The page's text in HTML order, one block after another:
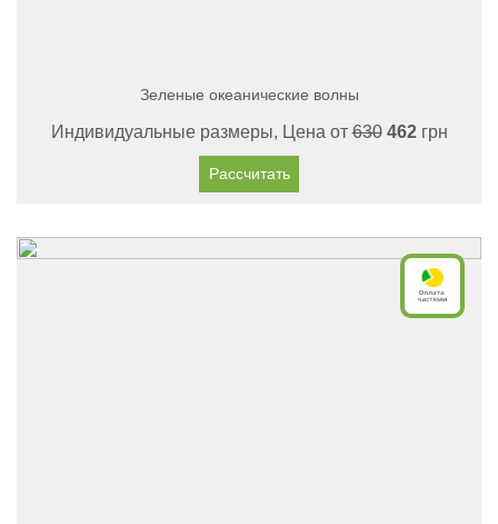
Зеленые океанические волны
Индивидуальные размеры, Цена от630 462грн
Рассчитать